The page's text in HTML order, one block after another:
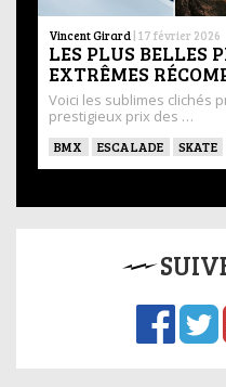
Vincent Girard | 17 février 2026
LES PLUS BELLES
EXTRÊMES
Voici les sublimes clichés
prestigieux prix des …
BMX ESCALADE SKATE